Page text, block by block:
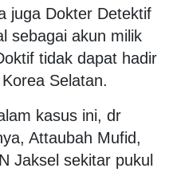
juga Dokter Detektif
sebagai akun milik
tidak dapat hadir
Selatan.
kasus ini, dr
Attaubah Mufid,
Jaksel sekitar pukul